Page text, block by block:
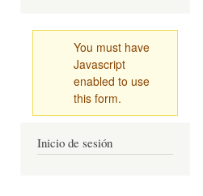
You must have
Javascript
enabled to use
this form.
Inicio de sesión